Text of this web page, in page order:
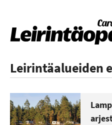
Leirintäalueiden